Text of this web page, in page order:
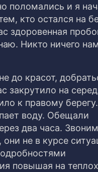
поломались и я
кто остался на
здоровенная
Никто ничего
до красот,
закрутило на
к правому берегу.
воду. Обещали
два часа.
они не в курсе
повышая на